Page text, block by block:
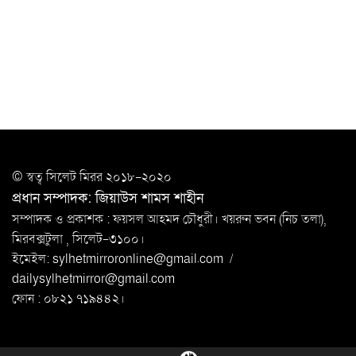
বিস্ফোরণ
মানববন্ধন
রপ্তানি বৃদ্ধিতে ক্ষুদ্র উদ্যোক্তাদের মেলা বুথ ভাড়া মওকুফ :
বাণিজ্যমন্ত্রী
মুক্তাদির-আরিফসহ ১৮ মন্ত্রীর পুলিশ এসকর্ট
প্রত্যাহার
© স্বত্ব সি‌লেট মিরর ২০১৮-২০২০
প্রধান সম্পাদক: জিয়াউস শামস শাহীন
সম্পাদক ও প্রকাশক : ফয়সল আহমদ চৌধুরী। খয়রুন ভবন (নিচ তলা),
মিরবক্সটুলা ,সি‌লেট-৩১০০।
ইমেইল:sylhetmirroronline@gmail.com /
dailysylhetmirror@gmail.com
ফোন : ০৮২১ ৭১৯৪৪২।